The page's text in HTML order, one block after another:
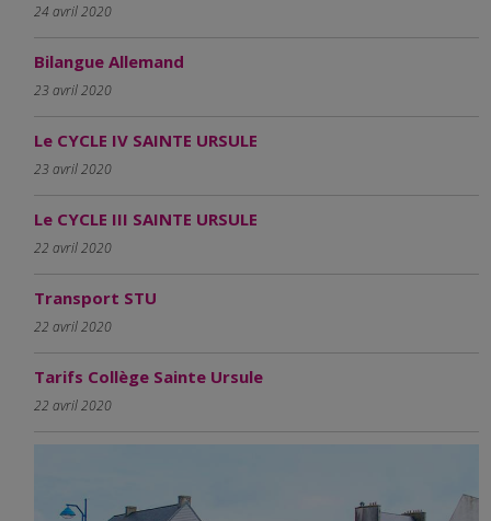
24 avril 2020
Bilangue Allemand
23 avril 2020
Le CYCLE IV SAINTE URSULE
23 avril 2020
Le CYCLE III SAINTE URSULE
22 avril 2020
Transport STU
22 avril 2020
Tarifs Collège Sainte Ursule
22 avril 2020